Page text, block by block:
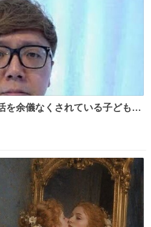
1000個を寄付させていただき